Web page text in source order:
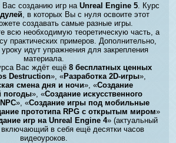
Вас созданию игр наUnreal Engine 5 . Курс
, в которых Вы с нуля освоите этот
создавать самые разные игры.
всю необходимую теоретическую часть, а
практических примеров. Дополнительно,
идут упражнения для закрепления
материала.
Вас ждёт ещё8 бесплатных ценных
Destruction», «Разработка 2D-игры»,
смена дня и ночи», «Создание
погоды», «Создание искусственного
», «Создание игры под мобильные
прототипа RPG с открытым миром»
игр на Unreal Engine 4» (актуальный
включающий в себя ещё десятки часов
видеоуроков.